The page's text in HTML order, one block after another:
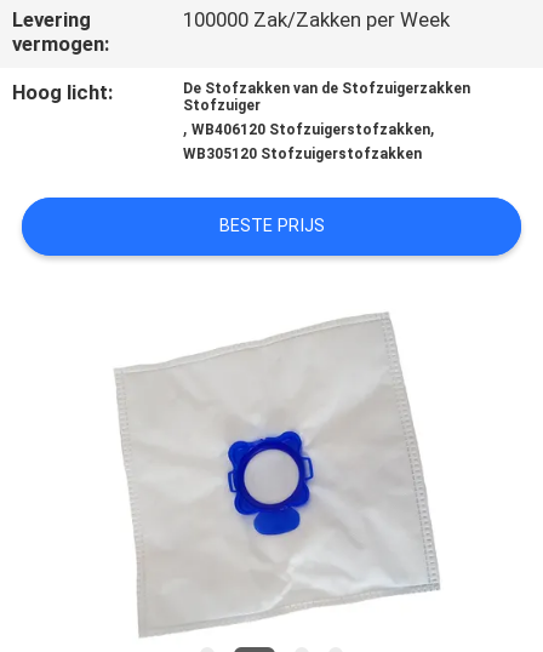
OM
EEN
CITAAT
PRIVACY
Levering
vermogen:
100000 Zak/Zakken per Week
Hoog licht:
De Stofzakken van de Stofzuigerzakken
Stofzuiger
,WB406120 Stofzuigerstofzakken,
WB305120 Stofzuigerstofzakken
BESTE PRIJS